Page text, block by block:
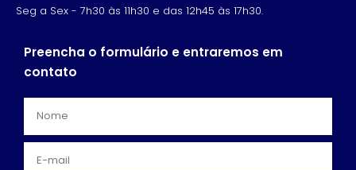
Seg a Sex - 7h30 às 11h30 e das 12h45 às 17h30.
Preencha o formulário e entraremos em
contato